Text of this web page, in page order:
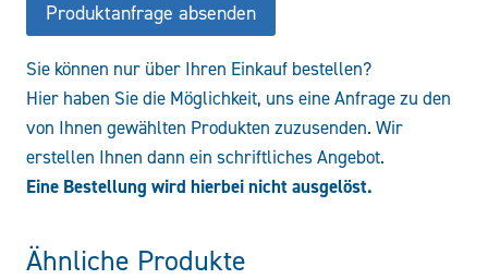
Produktanfrage absenden
Sie können nur über Ihren Einkauf bestellen?
Hier haben Sie die Möglichkeit, uns eine Anfrage zu den
von Ihnen gewählten Produkten zuzusenden. Wir
erstellen Ihnen dann ein schriftliches Angebot.
Eine Bestellung wird hierbei nicht ausgelöst.
Ähnliche Produkte